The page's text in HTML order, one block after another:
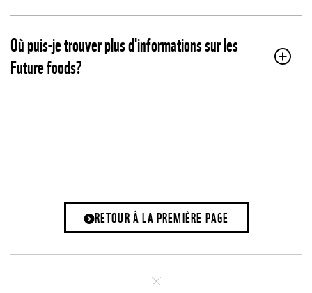
Où puis-je trouver plus d'informations sur les
Future foods?
RETOUR À LA PREMIÈRE PAGE
Fermer